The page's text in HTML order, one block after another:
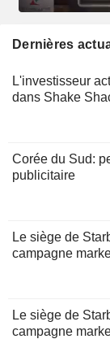
Dernières
L'investisseur
dans Shake
Corée du Sud:
publicitaire
Le siège de
campagne
Le siège de
campagne